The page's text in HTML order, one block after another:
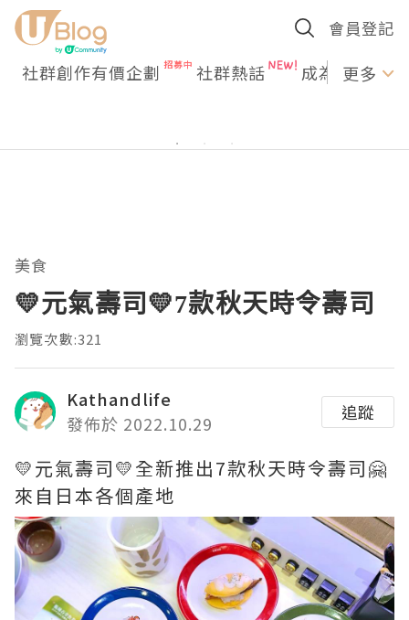
會員登記
社群創作有價企劃 社群熱話 成為U更多
美食
💛元氣壽司💛7款秋天時令壽司
瀏覽次數:321
Kathandlife
發佈於 2022.10.29
追蹤
💛元氣壽司💛全新推出7款秋天時令壽司🤗
來自日本各個產地